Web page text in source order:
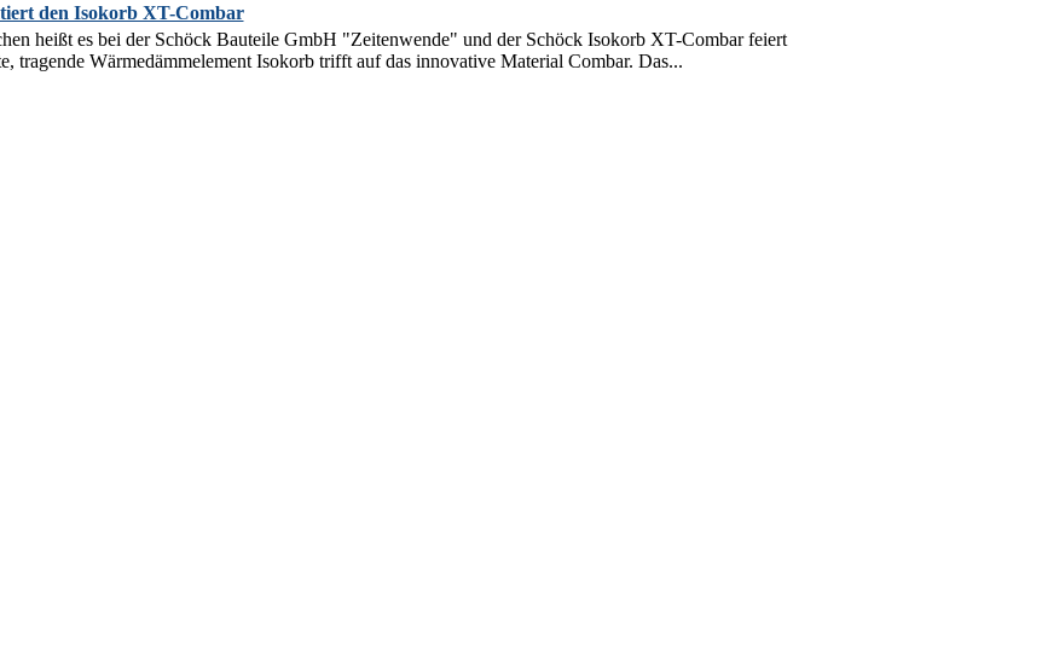
den Isokorb XT-Combar
heißt es bei der Schöck Bauteile GmbH "Zeitenwende" und der Schöck Isokorb XT-Combar feiert
tragende Wärmedämmelement Isokorb trifft auf das innovative Material Combar. Das...